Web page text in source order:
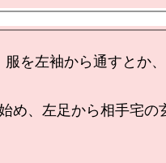
服を左袖から通すとか
め、左足から相手宅の